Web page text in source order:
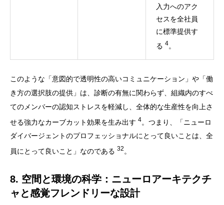
入力へのアク
セスを全社員
に標準提供す
る 4。
このような「意図的で透明性の高いコミュニケーション」や「働
き方の選択肢の提供」は、診断の有無に関わらず、組織内のすべ
てのメンバーの認知ストレスを軽減し、全体的な生産性を向上さ
せる強力なカーブカット効果を生み出す 4。つまり、「ニューロ
ダイバージェントのプロフェッショナルにとって良いことは、全
員にとって良いこと」なのである 32 。
8. 空間と環境の科学：ニューロアーキテクチ
ャと感覚フレンドリーな設計